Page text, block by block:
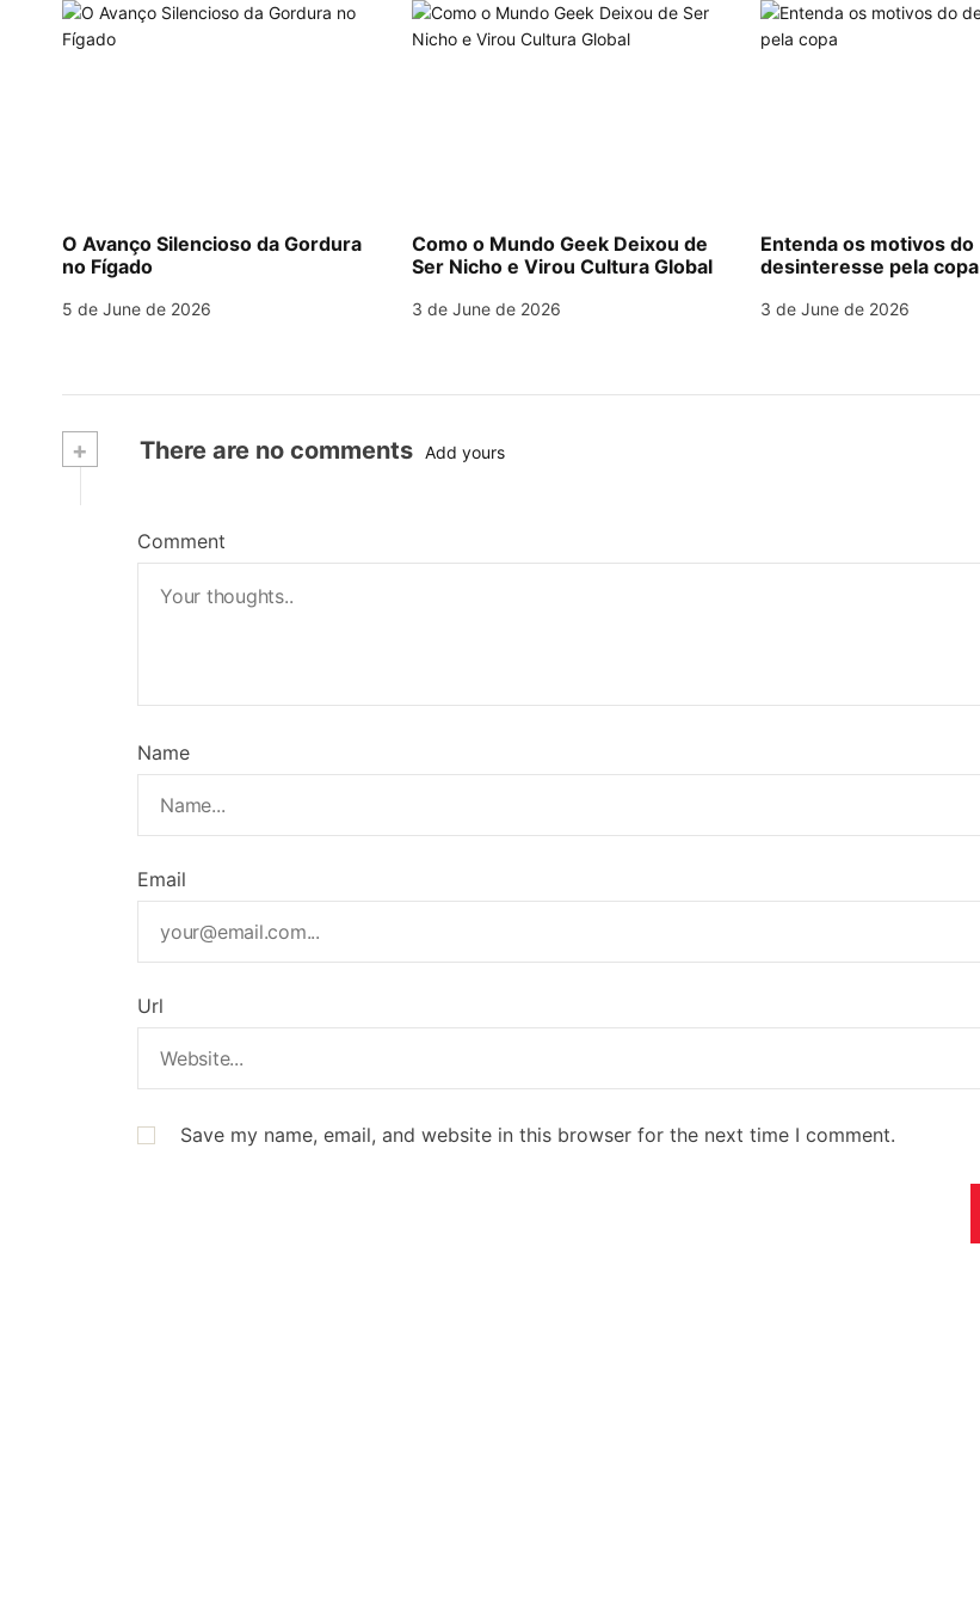
O Avanço Silencioso da Gordura
no Fígado
5 de June de 2026
Como o Mundo Geek Deixou de
Ser Nicho e Virou Cultura Global
3 de June de 2026
Entenda os motivos do
desinteresse pela copa
3 de June de 2026
+ There are no comments Add yours
Comment
Name
Email
Url
Save my name, email, and website in this browser for the next time I comment.